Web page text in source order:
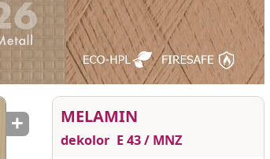
MELAMIN
dekolor E 43 / MNZ